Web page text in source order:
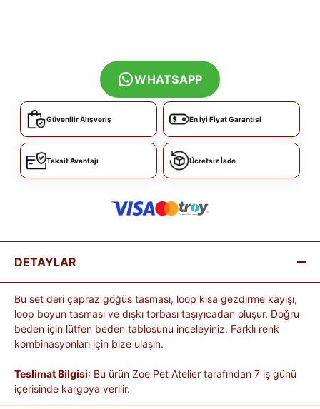
WHATSAPP
Güvenilir Alışveriş En İyi Fiyat Garantisi
Taksit Avantajı Ücretsiz İade
DETAYLAR
Bu set deri çapraz göğüs tasması, loop kısa gezdirme kayışı,
loop boyun tasması ve dışkı torbası taşıyıcadan oluşur. Doğru
beden için lütfen beden tablosunu inceleyiniz. Farklı renk
kombinasyonları için bize ulaşın.
Teslimat Bilgisi: Bu ürün Zoe Pet Atelier tarafından 7 iş günü
içerisinde kargoya verilir.